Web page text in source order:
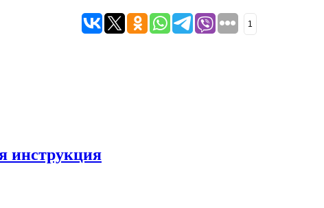
1
инструкция